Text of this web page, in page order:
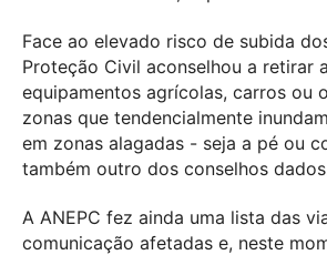
Face ao elevado risco de subida
Proteção Civil aconselhou a retirar
equipamentos agrícolas, carros ou
zonas que tendencialmente
em zonas alagadas - seja a pé ou
também outro dos conselhos
A ANEPC fez ainda uma lista das
comunicação afetadas e, neste